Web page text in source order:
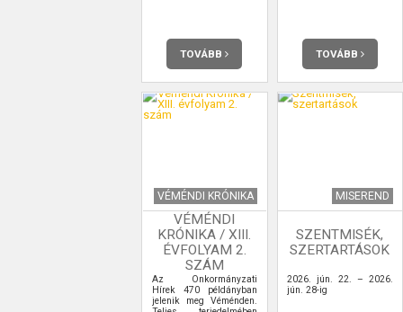
TOVÁBB TOVÁBB
VÉMÉNDI KRÓNIKA
VÉMÉNDI
KRÓNIKA / XIII.
ÉVFOLYAM 2.
SZÁM
Az Önkormányzati
Hírek 470 példányban
jelenik meg Véménden.
MISEREND
SZENTMISÉK,
SZERTARTÁSOK
2026. jún. 22. – 2026.
jún. 28-ig